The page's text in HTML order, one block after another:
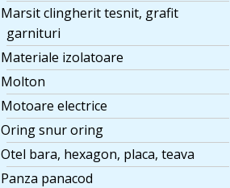
Marsit clingherit tesnit, grafit
garnituri
Materiale izolatoare
Molton
Motoare electrice
Oring snur oring
Otel bara, hexagon, placa, teava
Panza panacod